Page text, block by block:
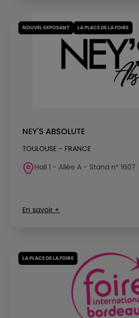
NOUVEL EXPOSANT LA PLACE DE LA FOIRE
NEY'S ABSOLUTE
TOULOUSE - FRANCE
Hall 1 - Allée A - Stand n° 1607
En savoir +
LA PLACE DE LA FOIRE